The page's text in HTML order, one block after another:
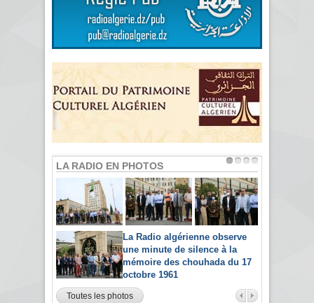
LA RADIO EN PHOTOS
La Radio algérienne observe
une minute de silence à la
mémoire des chouhada du 17
octobre 1961
Toutes les photos